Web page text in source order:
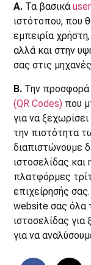
Α. Τα βασικά
ιστότοπου, που
εμπειρία
αλλά και στην
σας στις
Β. Την
(QR Codes) που
για να
την πιστότητα
διαπιστώνουμε
ιστοσελίδας και
πλατφόρμες
επιχείρησής
website σας όλα
ιστοσελίδας για
για να